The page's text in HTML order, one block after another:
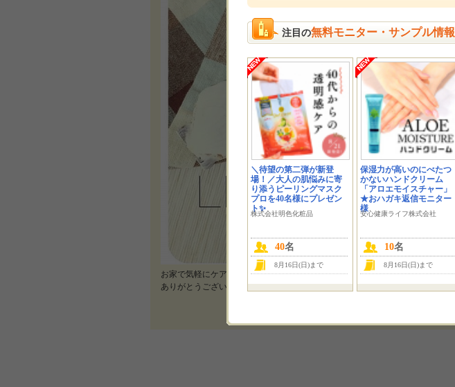
注目の無料モニター・サンプル情報
＼待望の第二弾が新登
場！／大人の肌悩みに寄
り添うピーリングマスク
プロを40名様にプレゼン
ト✨
株式会社明色化粧品
40名
8月16日(日)まで
保湿力が高いのにべたつ
かないハンドクリーム
「アロエモイスチャー」
★おハガキ返信モニター
様
安心健康ライフ株式会社
10名
8月16日(日)まで
お家で気軽にケアできてすごく良かったです。
ありがとうございました！